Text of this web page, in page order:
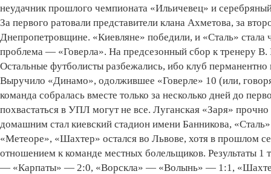
неудачник прошлого чемпионата «Ильичевец» и
За первого ратовали представители клана Ахметова, за
Днепропетровщине. «Киевляне» победили, и «Сталь»
проблема — «Говерла». На предсезонный сбор к тренеру
Остальные футболисты разбежались, ибо клуб
Выручило «Динамо», одолжившее «Говерле» 10 (или,
команда собралась вместе только за несколько дней до
похвастаться в УПЛ могут не все. Луганская «Заря»
домашним стал киевский стадион имени Банникова,
«Метеоре», «Шахтер» остался во Львове, хотя в прошлом
отношением к команде местных болельщиков.
— «Карпаты» — 2:0, «Ворскла» — «Волынь» — 1:1,